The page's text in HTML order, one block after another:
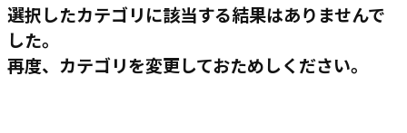
選択したカテゴリに該当する結果はありませんで
した。
再度、カテゴリを変更しておためしください。